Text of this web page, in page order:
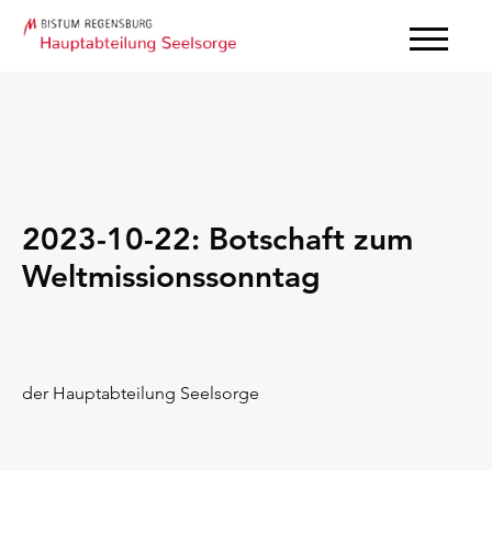
2023-10-22: Botschaft zum
Weltmissionssonntag
der Hauptabteilung Seelsorge